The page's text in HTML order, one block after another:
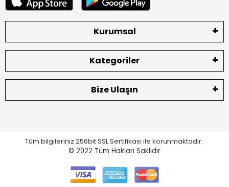
Kurumsal
Kategoriler
Bize Ulaşın
Tüm bilgileriniz 256bit SSL Sertifikası ile korunmaktadır.
© 2022 Tüm Hakları Saklıdır